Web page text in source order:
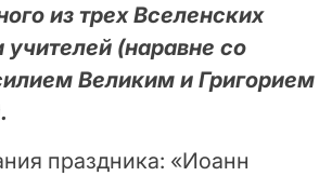
из трех Вселенских
учителей (наравне со
Великим и Григорием
праздника: «Иоанн